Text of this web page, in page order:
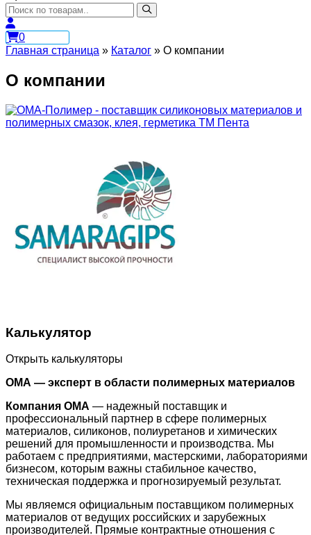
0
Главная страница » Каталог » О компании
О компании
Калькулятор
Открыть калькуляторы
ОМА — эксперт в области полимерных материалов
Компания ОМА — надежный поставщик и
профессиональный партнер в сфере полимерных
материалов, силиконов, полиуретанов и химических
решений для промышленности и производства. Мы
работаем с предприятиями, мастерскими, лабораториями
бизнесом, которым важны стабильное качество,
техническая поддержка и прогнозируемый результат.
Мы являемся официальным поставщиком полимерных
материалов от ведущих российских и зарубежных
производителей. Прямые контрактные отношения с